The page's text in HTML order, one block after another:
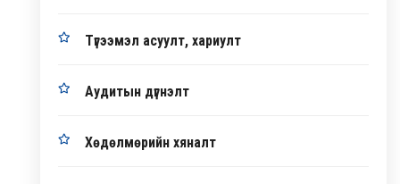
Түгээмэл асуулт, хариулт
Аудитын дүгнэлт
Хөдөлмөрийн хяналт